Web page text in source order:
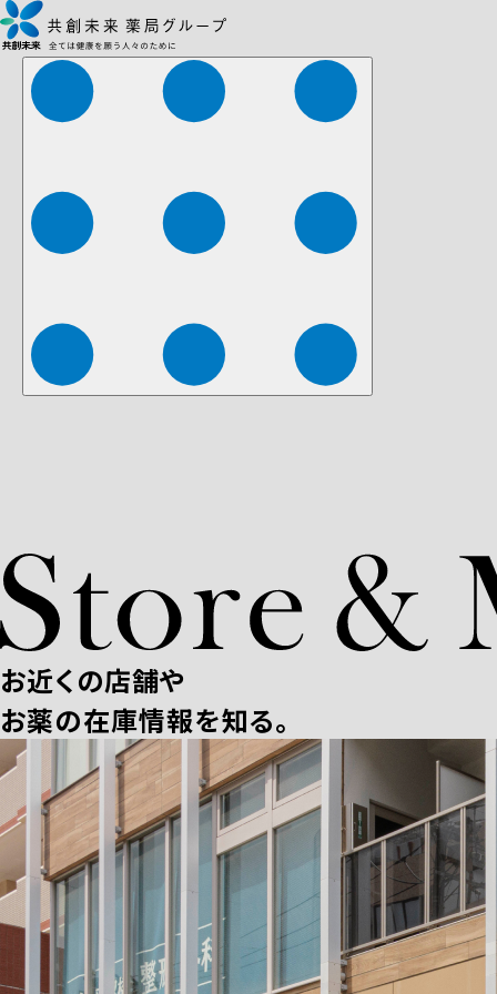
株式会社ファーマみらい 株式会社ストレチア
お近くの店舗や
お薬の在庫情報を知る。